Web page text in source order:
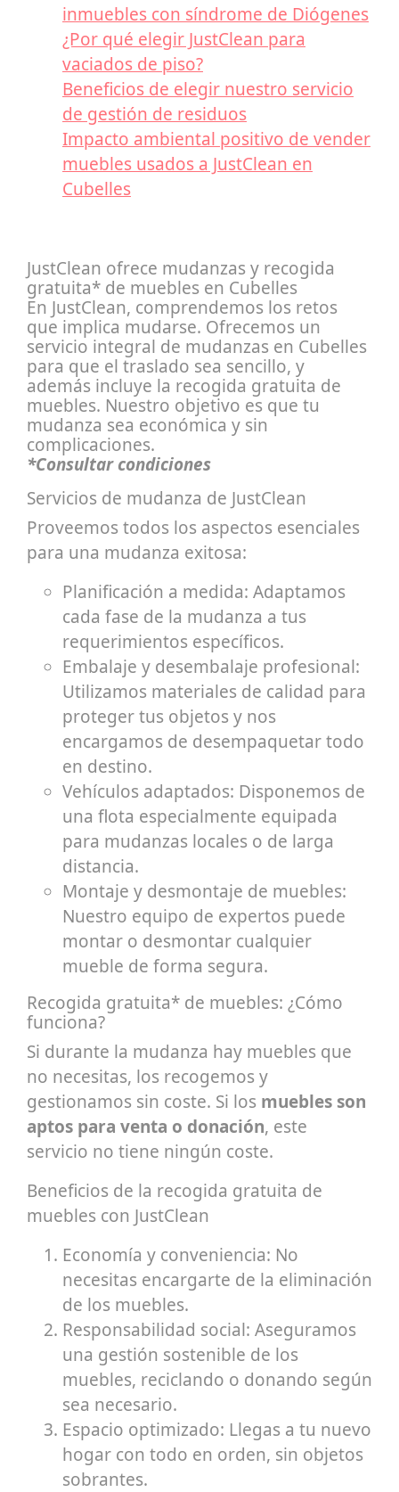
inmuebles con síndrome de Diógenes
¿Por qué elegir JustClean para
vaciados de piso?
Beneficios de elegir nuestro servicio
de gestión de residuos
Impacto ambiental positivo de vender
muebles usados a JustClean en
Cubelles
JustClean ofrece mudanzas y recogida
gratuita* de muebles en Cubelles
En JustClean, comprendemos los retos
que implica mudarse. Ofrecemos un
servicio integral de mudanzas en Cubelles
para que el traslado sea sencillo, y
además incluye la recogida gratuita de
muebles. Nuestro objetivo es que tu
mudanza sea económica y sin
complicaciones.
*Consultar condiciones
Servicios de mudanza de JustClean
Proveemos todos los aspectos esenciales
para una mudanza exitosa:
Planificación a medida: Adaptamos
cada fase de la mudanza a tus
requerimientos específicos.
Embalaje y desembalaje profesional:
Utilizamos materiales de calidad para
proteger tus objetos y nos
encargamos de desempaquetar todo
en destino.
Vehículos adaptados: Disponemos de
una flota especialmente equipada
para mudanzas locales o de larga
distancia.
Montaje y desmontaje de muebles:
Nuestro equipo de expertos puede
montar o desmontar cualquier
mueble de forma segura.
Recogida gratuita* de muebles: ¿Cómo
funciona?
Si durante la mudanza hay muebles que
no necesitas, los recogemos y
gestionamos sin coste. Si los muebles son
aptos para venta o donación, este
servicio no tiene ningún coste.
Beneficios de la recogida gratuita de
muebles con JustClean
Economía y conveniencia: No
necesitas encargarte de la eliminación
de los muebles.
Responsabilidad social: Aseguramos
una gestión sostenible de los
muebles, reciclando o donando según
sea necesario.
Espacio optimizado: Llegas a tu nuevo
hogar con todo en orden, sin objetos
sobrantes.